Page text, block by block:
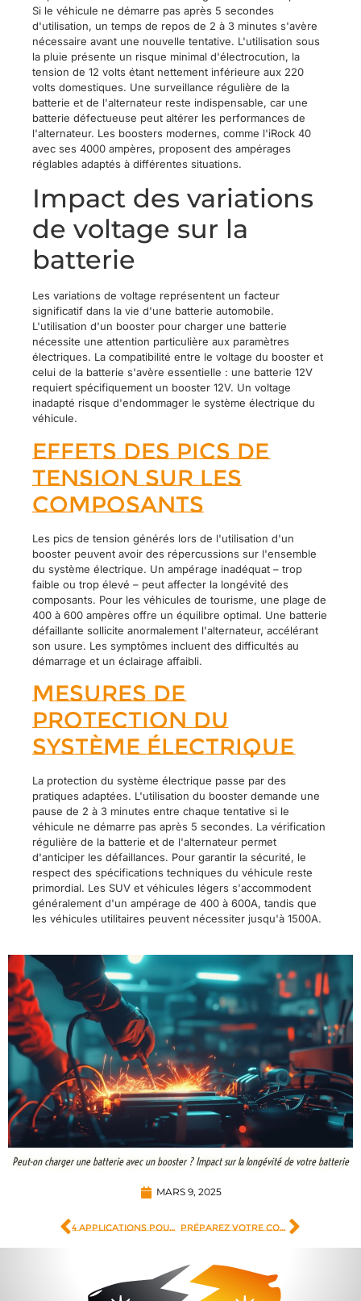
Si le véhicule ne démarre pas après 5 secondes
d'utilisation, un temps de repos de 2 à 3 minutes s'avère
nécessaire avant une nouvelle tentative. L'utilisation sous
la pluie présente un risque minimal d'électrocution, la
tension de 12 volts étant nettement inférieure aux 220
volts domestiques. Une surveillance régulière de la
batterie et de l'alternateur reste indispensable, car une
batterie défectueuse peut altérer les performances de
l'alternateur. Les boosters modernes, comme l'iRock 40
avec ses 4000 ampères, proposent des ampérages
réglables adaptés à différentes situations.
Impact des variations
de voltage sur la
batterie
Les variations de voltage représentent un facteur
significatif dans la vie d'une batterie automobile.
L'utilisation d'un booster pour charger une batterie
nécessite une attention particulière aux paramètres
électriques. La compatibilité entre le voltage du booster et
celui de la batterie s'avère essentielle : une batterie 12V
requiert spécifiquement un booster 12V. Un voltage
inadapté risque d'endommager le système électrique du
véhicule.
Effets des pics de
tension sur les
composants
Les pics de tension générés lors de l'utilisation d'un
booster peuvent avoir des répercussions sur l'ensemble
du système électrique. Un ampérage inadéquat – trop
faible ou trop élevé – peut affecter la longévité des
composants. Pour les véhicules de tourisme, une plage de
400 à 600 ampères offre un équilibre optimal. Une batterie
défaillante sollicite anormalement l'alternateur, accélérant
son usure. Les symptômes incluent des difficultés au
démarrage et un éclairage affaibli.
Mesures de
protection du
système électrique
La protection du système électrique passe par des
pratiques adaptées. L'utilisation du booster demande une
pause de 2 à 3 minutes entre chaque tentative si le
véhicule ne démarre pas après 5 secondes. La vérification
régulière de la batterie et de l'alternateur permet
d'anticiper les défaillances. Pour garantir la sécurité, le
respect des spécifications techniques du véhicule reste
primordial. Les SUV et véhicules légers s'accommodent
généralement d'un ampérage de 400 à 600A, tandis que
les véhicules utilitaires peuvent nécessiter jusqu'à 1500A.
Peut-on charger une batterie avec un booster ? Impact sur la longévité de votre batterie
MARS 9, 2025
4 applications pour apprendre le code moto : les erreurs qui peuvent vous coûter l’examen Préparez votre contrôle technique sereinement avec l’Autel AL419